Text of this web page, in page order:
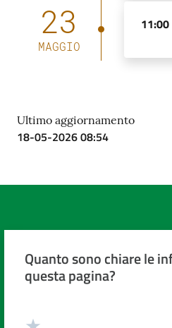
23
MAGGIO
Ultimo aggiornamento
18-05-2026 08:54
Quanto sono chiare le
questa pagina?